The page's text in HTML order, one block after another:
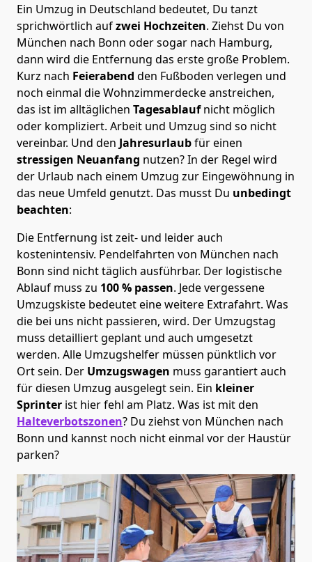
Ein Umzug in Deutschland bedeutet, Du tanzt
sprichwörtlich aufzwei Hochzeiten. Ziehst Du von
München nach Bonn oder sogar nach Hamburg,
dann wird die Entfernung das erste große Problem.
Kurz nach Feierabend den Fußboden verlegen und
noch einmal die Wohnzimmerdecke anstreichen,
das ist im alltäglichen Tagesablaufnicht möglich
oder kompliziert. Arbeit und Umzug sind so nicht
vereinbar. Und den Jahresurlaubfür einen
stressigen Neuanfang nutzen? In der Regel wird
der Urlaub nach einem Umzug zur Eingewöhnung in
das neue Umfeld genutzt. Das musst Du unbedingt
beachten:
Die Entfernung ist zeit- und leider auch
kostenintensiv. Pendelfahrten von München nach
Bonn sind nicht täglich ausführbar. Der logistische
Ablauf muss zu 100 % passen. Jede vergessene
Umzugskiste bedeutet eine weitere Extrafahrt. Was
die bei uns nicht passieren, wird. Der Umzugstag
muss detailliert geplant und auch umgesetzt
werden. Alle Umzugshelfer müssen pünktlich vor
Ort sein. Der Umzugswagen muss garantiert auch
für diesen Umzug ausgelegt sein. Ein kleiner
Sprinter ist hier fehl am Platz. Was ist mit den
Halteverbotszonen? Du ziehst von München nach
Bonn und kannst noch nicht einmal vor der Haustür
parken?